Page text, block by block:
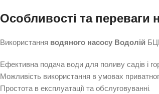
Особливості та переваги
Використання водяного насосу Водолій
Ефективна подача води для поливу садів і
Можливість використання в умовах
Простота в експлуатації та обслуговуванні.